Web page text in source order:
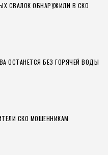
СВАЛОК ОБНАРУЖИЛИ В СКО
ОСТАНЕТСЯ БЕЗ ГОРЯЧЕЙ ВОДЫ
СКО МОШЕННИКАМ